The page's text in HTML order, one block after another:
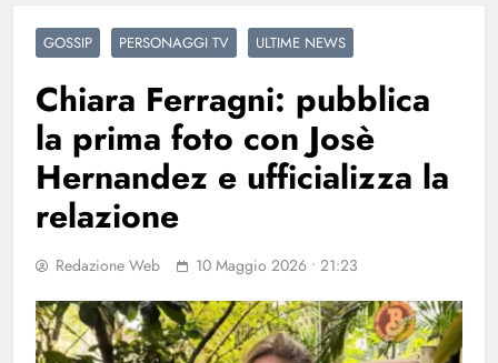
GOSSIP PERSONAGGI TV ULTIME NEWS
Chiara Ferragni: pubblica
la prima foto con Josè
Hernandez e ufficializza la
relazione
Redazione Web 10 Maggio 2026 • 21:23